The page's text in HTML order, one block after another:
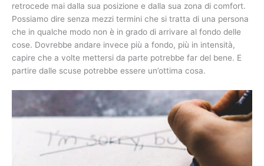
retrocede mai dalla sua posizione e dalla sua zona di comfort.
Possiamo dire senza mezzi termini che si tratta di una persona
che in qualche modo non è in grado di arrivare al fondo delle
cose. Dovrebbe andare invece più a fondo, più in intensità,
capire che a volte mettersi da parte potrebbe far del bene. E
partire dalle scuse potrebbe essere un’ottima cosa.